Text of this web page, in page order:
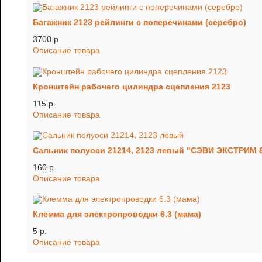
Багажник 2123 рейлинги с поперечинами (серебро)
3700 p.
Описание товара
Кронштейн рабочего цилиндра сцепления 2123
115 p.
Описание товара
Сальник полуоси 21214, 2123 левый "СЭВИ ЭКСТРИМ
160 p.
Описание товара
Клемма для электропроводки 6.3 (мама)
5 p.
Описание товара